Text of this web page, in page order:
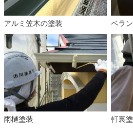
アルミ笠木の塗装 ベラ
雨樋塗装 軒裏